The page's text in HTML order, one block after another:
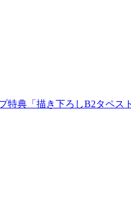
特典「描き下ろしB2タペス